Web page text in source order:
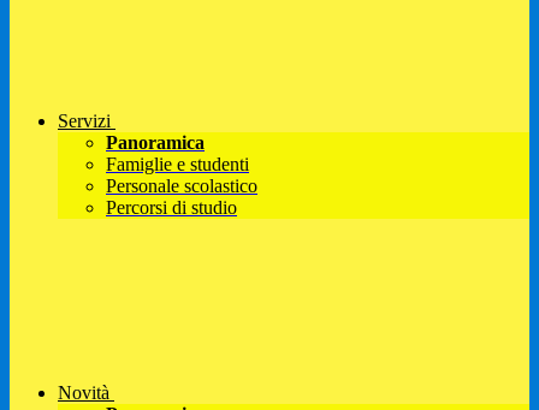
Servizi
Panoramica
Famiglie e studenti
Personale scolastico
Percorsi di studio
Novità